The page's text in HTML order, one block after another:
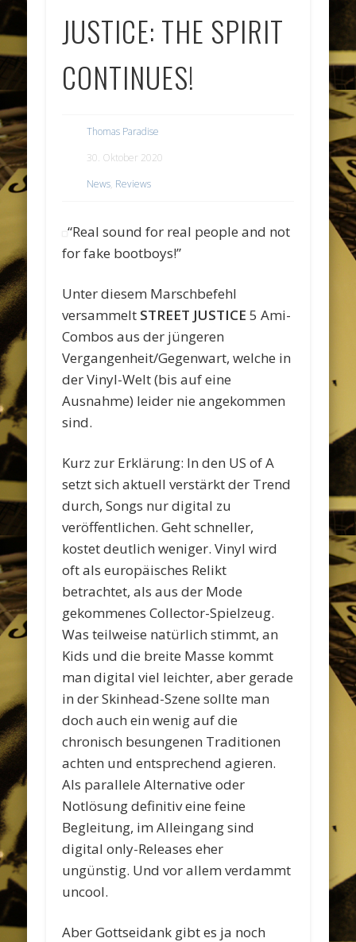
JUSTICE: THE SPIRIT
CONTINUES!
Thomas Paradise
30. Oktober 2020
News, Reviews
“Real sound for real people and not
for fake bootboys!”
Unter diesem Marschbefehl
versammelt STREET JUSTICE 5 Ami-
Combos aus der jüngeren
Vergangenheit/Gegenwart, welche in
der Vinyl-Welt (bis auf eine
Ausnahme) leider nie angekommen
sind.
Kurz zur Erklärung: In den US of A
setzt sich aktuell verstärkt der Trend
durch, Songs nur digital zu
veröffentlichen. Geht schneller,
kostet deutlich weniger. Vinyl wird
oft als europäisches Relikt
betrachtet, als aus der Mode
gekommenes Collector-Spielzeug.
Was teilweise natürlich stimmt, an
Kids und die breite Masse kommt
man digital viel leichter, aber gerade
in der Skinhead-Szene sollte man
doch auch ein wenig auf die
chronisch besungenen Traditionen
achten und entsprechend agieren.
Als parallele Alternative oder
Notlösung definitiv eine feine
Begleitung, im Alleingang sind
digital only-Releases eher
ungünstig. Und vor allem verdammt
uncool.
Aber Gottseidank gibt es ja noch